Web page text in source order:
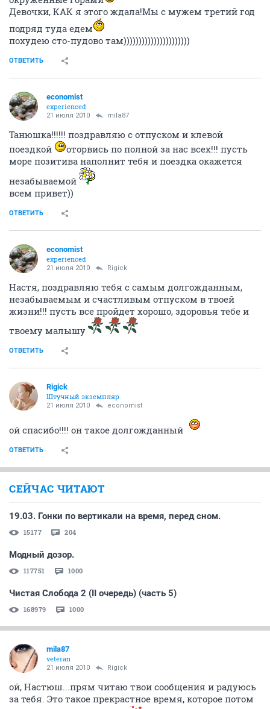
Девочки, КАК я этого ждала!Мы с мужем третий год
подряд туда едем
похудею сто-пудово там))))))))))))))))))))))
ОТВЕТИТЬ
economist
experienced
21 июля 2010 mila87
Танюшка!!!!!! поздравляю с отпуском и клевой
поездкой
оторвись по полной за нас всех!!! пусть
море позитива наполнит тебя и поездка окажется
незабываемой
всем привет))
ОТВЕТИТЬ
economist
experienced
21 июля 2010 Rigick
Настя, поздравляю тебя с самым долгожданным,
незабываемым и счастливым отпуском в твоей
жизни!!! пусть все пройдет хорошо, здоровья тебе и
твоему малышу
ОТВЕТИТЬ
Rigick
Штучный экземпляр
21 июля 2010 economist
ой спасибо!!!! он такое долгожданный
ОТВЕТИТЬ
СЕЙЧАС ЧИТАЮТ
19.03. Гонки по вертикали на время, перед сном.
15177 204
Модный дозор.
117751 1000
Чистая Слобода 2 (II очередь) (часть 5)
168979 1000
mila87
veteran
21 июля 2010 Rigick
ой, Настюш...прям читаю твои сообщения и радуюсь
за тебя. Это такое прекрастное время, которое потом